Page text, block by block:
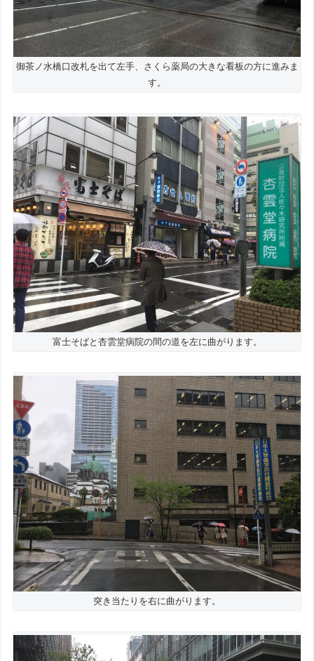
御茶ノ水橋口改札を出て左手、さくら薬局の大きな看板の方に進みま
す。
富士そばと杏雲堂病院の間の道を左に曲がります。
突き当たりを右に曲がります。